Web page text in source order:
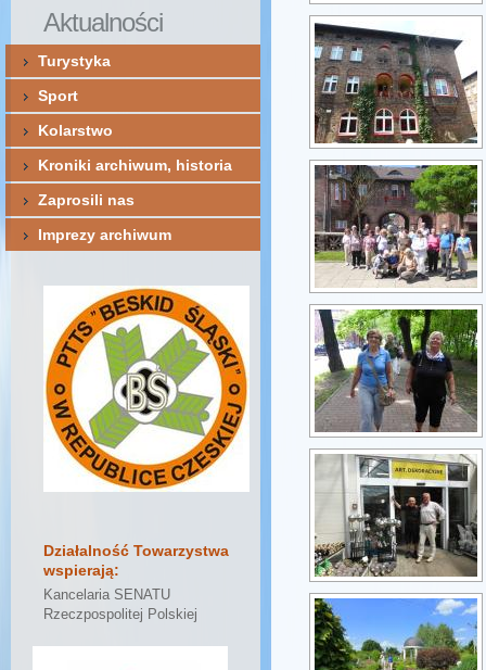
Aktualności
Turystyka
Sport
Kolarstwo
Kroniki archiwum, historia
Zaprosili nas
Imprezy archiwum
Działalność Towarzystwa
wspierają:
Kancelaria SENATU
Rzeczpospolitej Polskiej